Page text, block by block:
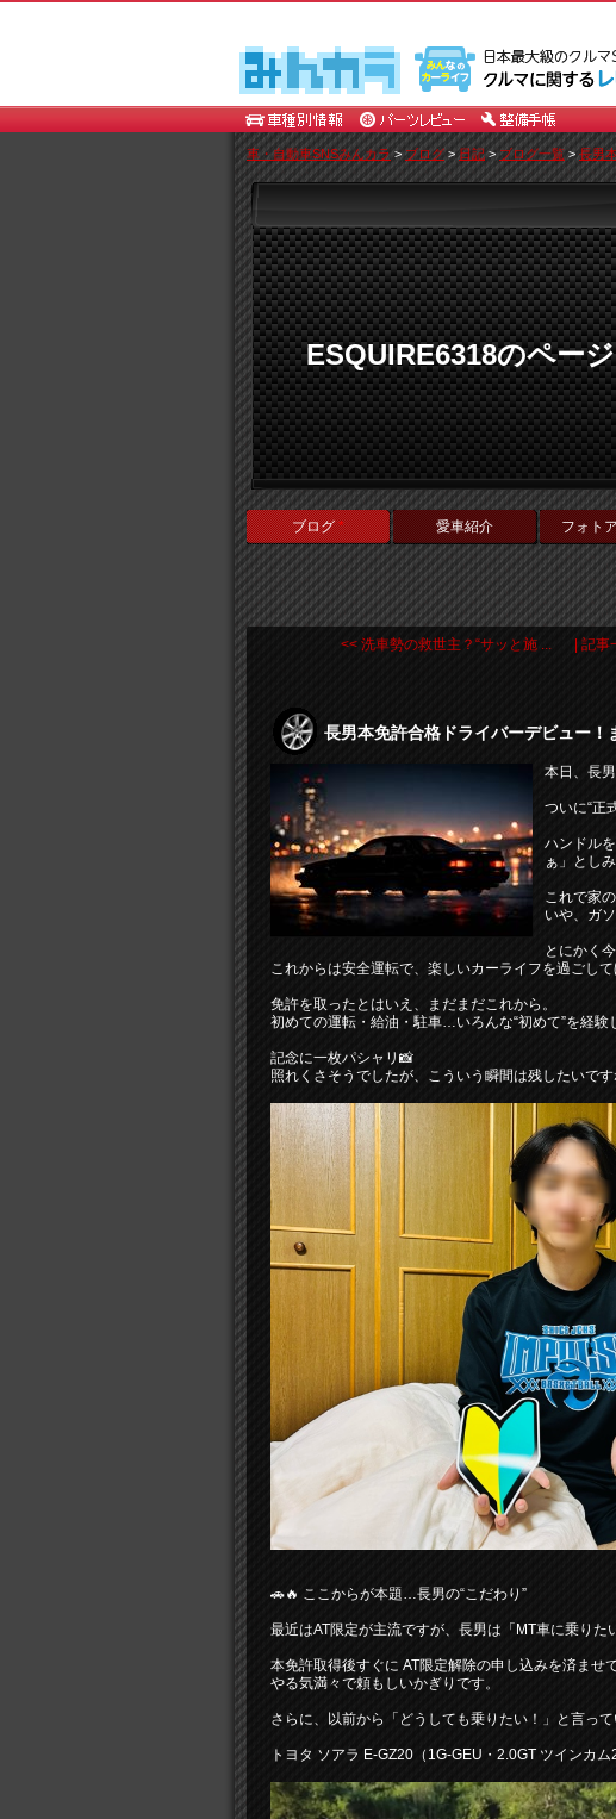
車・自動車SNSみんカラ>ブログ>日記>ブログ一覧 >長男
ESQUIRE6318のページ
ブログ* 愛車紹介 フォト
<< 洗車勢の救世主？“サッと施 ... | 記事
長男本免許合格ドライバーデビュー
本日、長
ついに“正
ハンドル
ぁ」とし
これで家
いや、ガ
とにかく
これからは安全運転で、楽しいカーライフを過ごして
免許を取ったとはいえ、まだまだこれから。
初めての運転・給油・駐車…いろんな“初めて”を経
記念に一枚パシャリ📸
照れくさそうでしたが、こういう瞬間は残したいで
🚗🔥 ここからが本題…長男の“こだわり”
最近はAT限定が主流ですが、長男は「MT車に乗りた
本免許取得後すぐに AT限定解除の申し込みを済ませ
やる気満々で頼もしいかぎりです。
さらに、以前から「どうしても乗りたい！」と言っ
トヨタ ソアラ E-GZ20（1G-GEU・2.0GT ツインカム